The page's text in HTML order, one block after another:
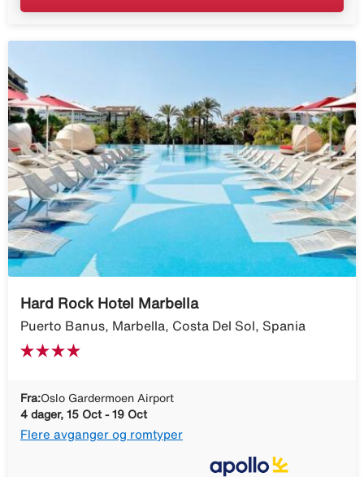
Hard Rock Hotel Marbella
Puerto Banus, Marbella, Costa Del Sol, Spania
Fra:Oslo Gardermoen Airport
4 dager, 15 Oct - 19 Oct
Flere avganger og romtyper